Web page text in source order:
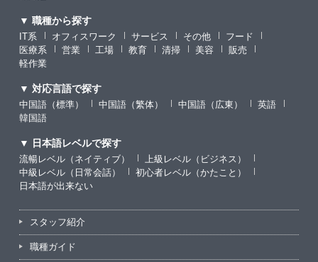
▼ 職種から探す
IT系 オフィスワーク サービス その他
フード
医療系
営業 工場 教育 清掃 美容
販売
軽作業
▼ 対応言語で探す
中国語（標準） 中国語（繁体） 中国語（広東）
英語
韓国語
▼ 日本語レベルで探す
流暢レベル（ネイティブ）
上級レベル（ビジネス）
中級レベル（日常会話）
初心者レベル（かたこと）
日本語が出来ない
スタッフ紹介
職種ガイド